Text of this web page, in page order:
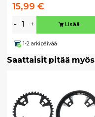
15,99 €
- + Lisää
1-2 arkipäivää
Saattaisit pitää myös